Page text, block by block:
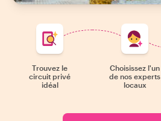
Trouvez le
circuit privé
idéal
Choisissez l'un
de nos experts
locaux